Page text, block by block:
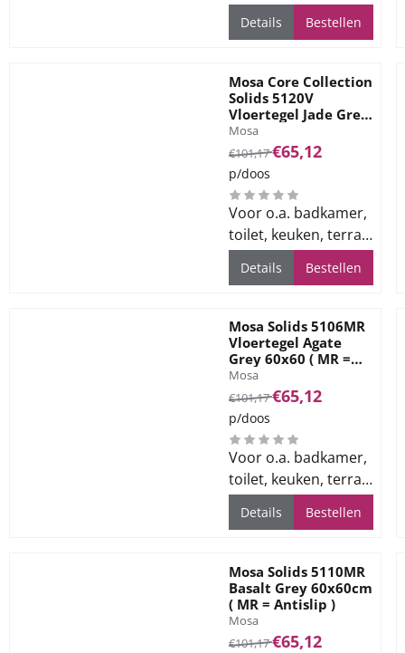
en bedrijfsvloeren
Details Bestellen
Mosa Core Collection
Solids 5120V
Vloertegel Jade Grey
60x60
Merk:
Mosa
Van 101,17 voor 65,12
€101,17€65,12
p/doos
Voor o.a. badkamer,
toilet, keuken, terras
en bedrijfsvloeren
Details Bestellen
Mosa Solids 5106MR
Vloertegel Agate
Grey 60x60 ( MR =
Antislip )
Merk:
Mosa
Van 101,17 voor 65,12
€101,17€65,12
p/doos
Voor o.a. badkamer,
toilet, keuken, terras
en bedrijfsvloeren
Details Bestellen
Mosa Solids 5110MR
Basalt Grey 60x60cm
( MR = Antislip )
Merk:
Mosa
Van 101,17 voor 65,12
€101,17€65,12